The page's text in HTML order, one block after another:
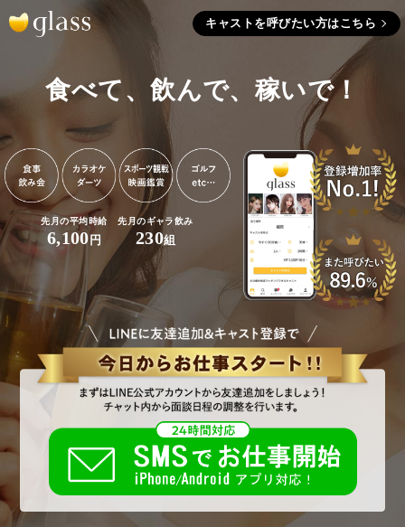
キャストを呼びたい方はこちら
食べて、飲んで、稼いで！
先月の平均時給
6,100円
先月のギャラ飲み
230組